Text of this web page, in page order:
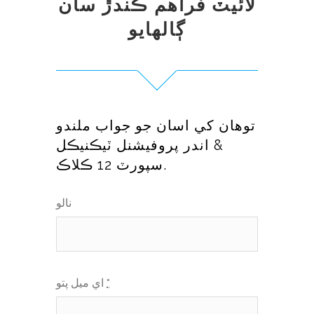
لائيٽ فراهم ڪندڙ سان
ڳالهايو
توھان کي اسان جو جواب ملندو
& اندر پروفيشنل ٽيڪنيڪل
سپورٽ 12 ڪلاڪ.
نالو
*